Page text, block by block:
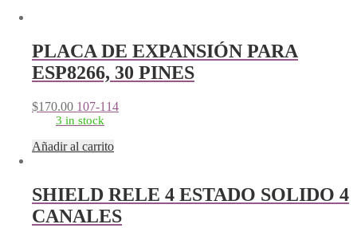
PLACA DE EXPANSIÓN PARA
ESP8266, 30 PINES
$170.00 107-114
3 in stock
Añadir al carrito
SHIELD RELE 4 ESTADO SOLIDO 4
CANALES